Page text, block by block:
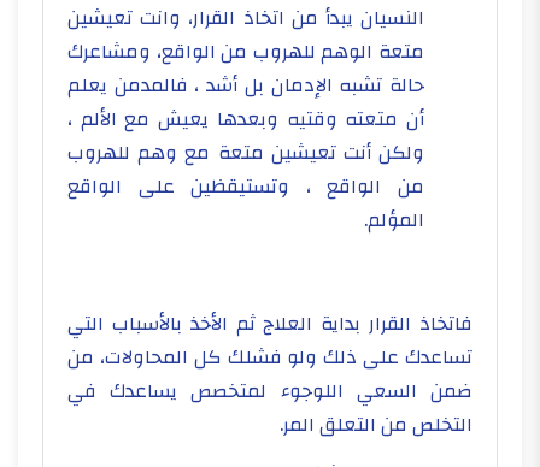
النسيان يبدأ من اتخاذ القرار، وانت تعيشين
متعة الوهم للهروب من الواقع، ومشاعرك
حالة تشبه الإدمان بل أشد ، فالمدمن يعلم
أن متعته وقتيه وبعدها يعيش مع الألم ،
ولكن أنت تعيشين متعة مع وهم للهروب
من الواقع ، وتستيقظين على الواقع
المؤلم.
فاتخاذ القرار بداية العلاج ثم الأخذ بالأسباب التي
تساعدك على ذلك ولو فشلك كل المحاولات، من
ضمن السعي اللوجوء لمتخصص يساعدك في
التخلص من التعلق المر.